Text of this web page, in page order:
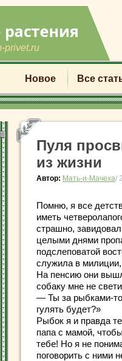
privet.ru
Новое Все
Пуля
из жизни
Автор: Мать-и-Мачеха/
Помню, я все
иметь
страшно,
целыми днями
подслеповатой
служила в
На пенсию они
собаку мне не
— Ты за рыбками-
гулять будет?»
Рыбок я и правда
папа с мамой,
тебе! Но я не
поговорить с ними